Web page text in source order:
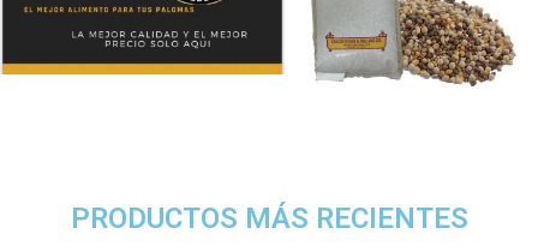
PRODUCTOS MÁS RECIENTES